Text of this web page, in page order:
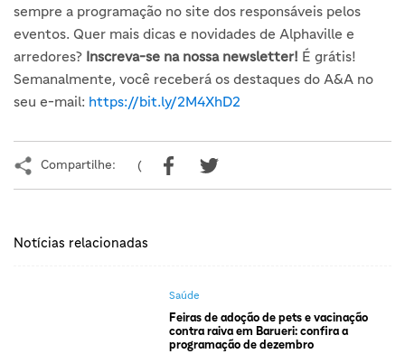
sempre a programação no site dos responsáveis pelos
eventos. Quer mais dicas e novidades de Alphaville e
arredores? Inscreva-se na nossa newsletter! É grátis!
Semanalmente, você receberá os destaques do A&A no
seu e-mail: https://bit.ly/2M4XhD2
Compartilhe: (
Notícias relacionadas
Saúde
Feiras de adoção de pets e vacinação
contra raiva em Barueri: confira a
programação de dezembro